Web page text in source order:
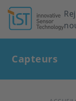
navigation
Capteurs